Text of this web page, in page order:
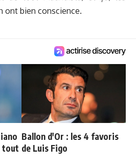
ont bien conscience.
tout
Ballon d'Or : les 4 favoris
de Luis Figo